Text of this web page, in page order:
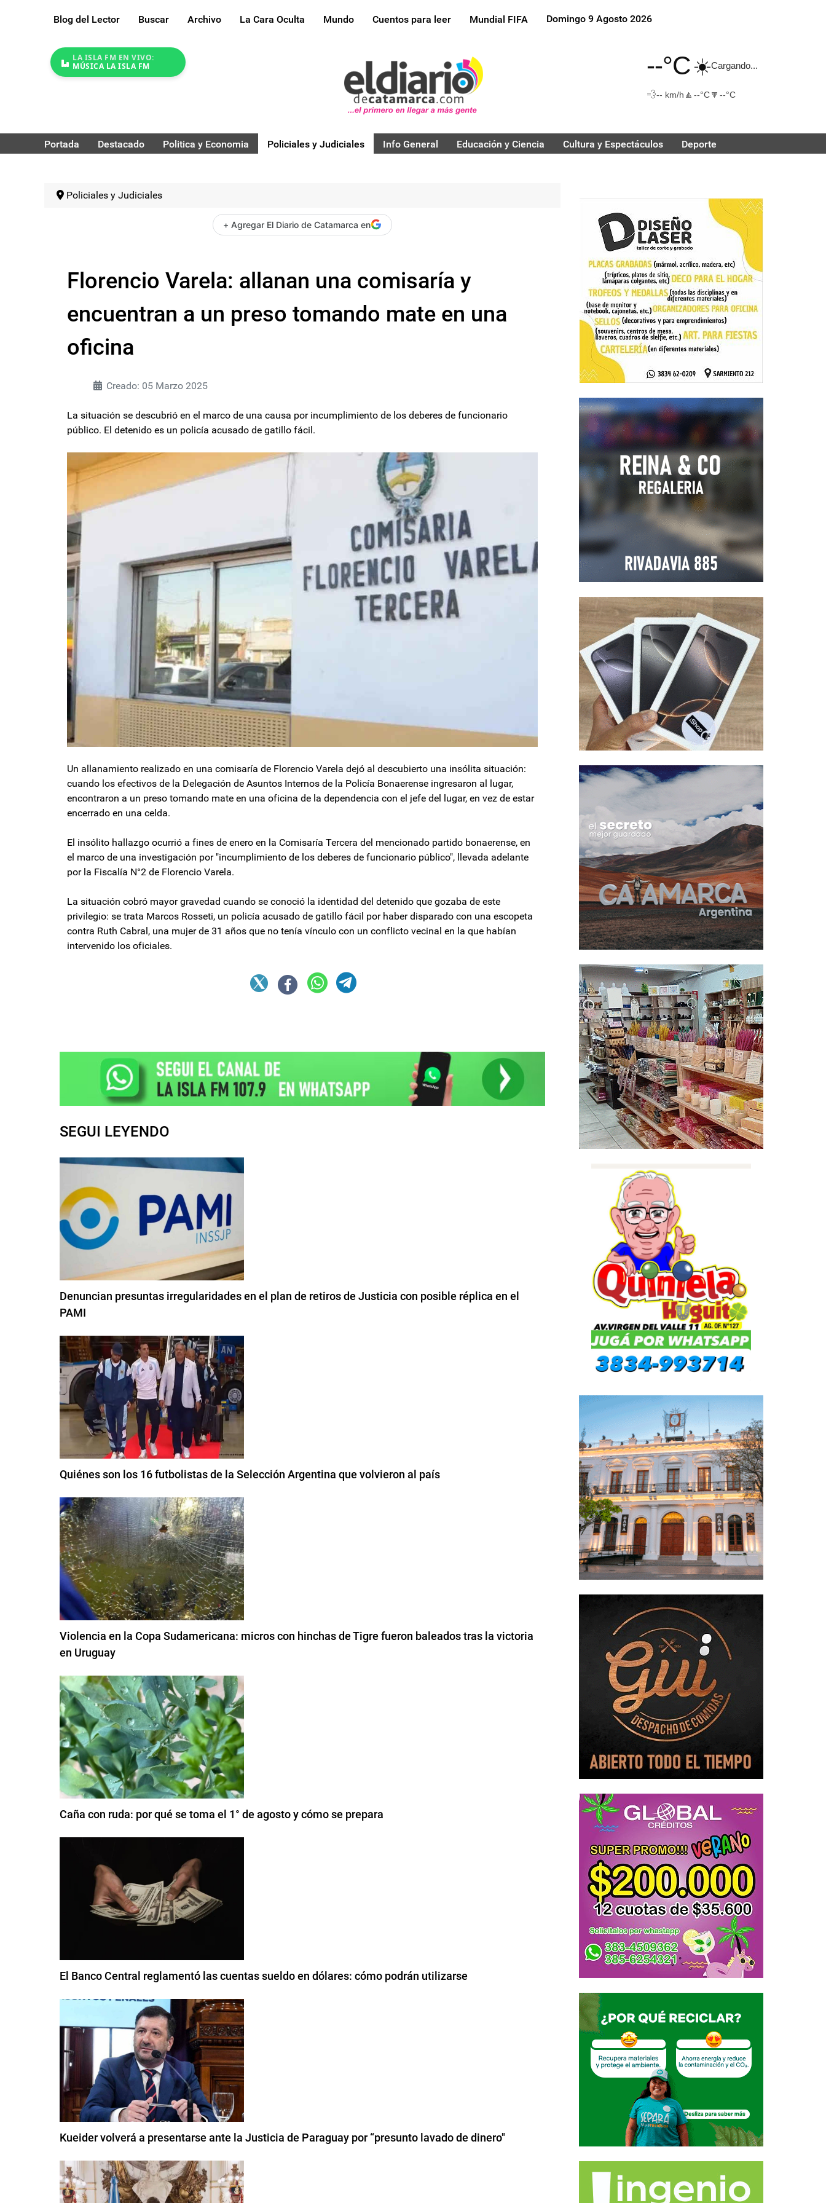
Blog del Lector Buscar Archivo La Cara Oculta Mundo Cuentos para leer Mundial FIFA Domingo 9 Agosto 2026
LA ISLA FM EN VIVO:
MÚSICA LA ISLA FM
--°C☀️Cargando...
💨-- km/h 🔼 --°C🔽 --°C
Portada Destacado Politica y Economia Policiales y Judiciales Info General Educación y Ciencia Cultura y Espectáculos Deporte
Policiales y Judiciales
+ Agregar El Diario de Catamarca en
Florencio Varela: allanan una comisaría y
encuentran a un preso tomando mate en una
oficina
Creado: 05 Marzo 2025
La situación se descubrió en el marco de una causa por incumplimiento de los deberes de funcionario
público. El detenido es un policía acusado de gatillo fácil.
Un allanamiento realizado en una comisaría de Florencio Varela dejó al descubierto una insólita situación:
cuando los efectivos de la Delegación de Asuntos Internos de la Policía Bonaerense ingresaron al lugar,
encontraron a un preso tomando mate en una oficina de la dependencia con el jefe del lugar, en vez de estar
encerrado en una celda.
El insólito hallazgo ocurrió a fines de enero en la Comisaría Tercera del mencionado partido bonaerense, en
el marco de una investigación por "incumplimiento de los deberes de funcionario público", llevada adelante
por la Fiscalía N°2 de Florencio Varela.
La situación cobró mayor gravedad cuando se conoció la identidad del detenido que gozaba de este
privilegio: se trata Marcos Rosseti, un policía acusado de gatillo fácil por haber disparado con una escopeta
contra Ruth Cabral, una mujer de 31 años que no tenía vínculo con un conflicto vecinal en la que habían
intervenido los oficiales.
SEGUI LEYENDO
Denuncian presuntas irregularidades en el plan de retiros de Justicia con posible réplica en el
PAMI
Quiénes son los 16 futbolistas de la Selección Argentina que volvieron al país
Violencia en la Copa Sudamericana: micros con hinchas de Tigre fueron baleados tras la victoria
en Uruguay
Caña con ruda: por qué se toma el 1° de agosto y cómo se prepara
El Banco Central reglamentó las cuentas sueldo en dólares: cómo podrán utilizarse
Kueider volverá a presentarse ante la Justicia de Paraguay por “presunto lavado de dinero"